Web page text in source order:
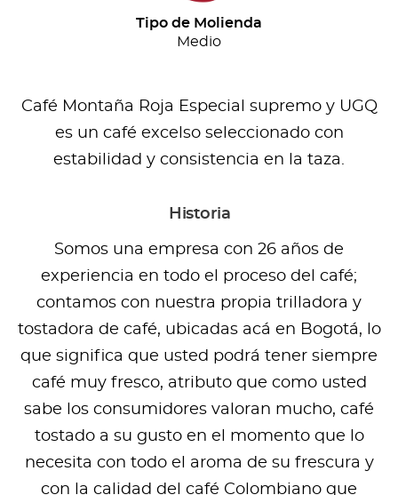
Tipo de Molienda
Medio
Café Montaña Roja Especial supremo y UGQ
es un café excelso seleccionado con
estabilidad y consistencia en la taza.
Historia
Somos una empresa con 26 años de
experiencia en todo el proceso del café;
contamos con nuestra propia trilladora y
tostadora de café, ubicadas acá en Bogotá, lo
que significa que usted podrá tener siempre
café muy fresco, atributo que como usted
sabe los consumidores valoran mucho, café
tostado a su gusto en el momento que lo
necesita con todo el aroma de su frescura y
con la calidad del café Colombiano que